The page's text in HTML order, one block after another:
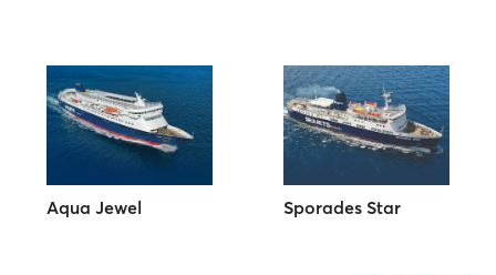
Aqua Jewel Sporades Star